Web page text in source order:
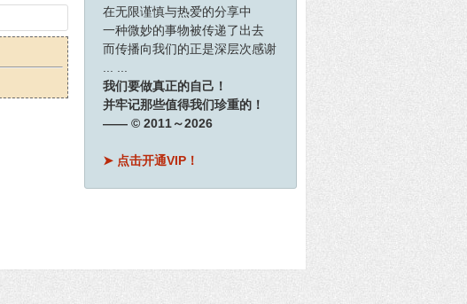
在无限谨慎与热爱的分享中
一种微妙的事物被传递了出去
而传播向我们的正是深层次感谢
我们要做真正的自己！
并牢记那些值得我们珍重的！
—— © 2011～2026
➤ 点击开通VIP！